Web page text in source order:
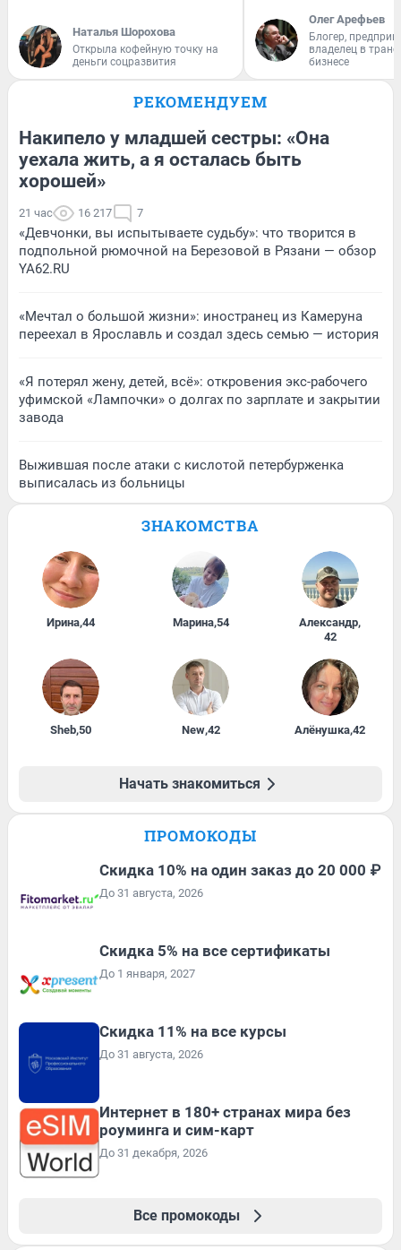
Наталья Шорохова
Открыла кофейную точку на
деньги соцразвития
Олег Арефьев
Блогер,
владелец в
бизнесе
РЕКОМЕНДУЕМ
Накипело у младшей сестры: «Она
уехала жить, а я осталась быть
хорошей»
21 час 16 217 7
«Девчонки, вы испытываете судьбу»: что творится в
подпольной рюмочной на Березовой в Рязани — обзор
YA62.RU
«Мечтал о большой жизни»: иностранец из Камеруна
переехал в Ярославль и создал здесь семью — история
«Я потерял жену, детей, всё»: откровения экс-рабочего
уфимской «Лампочки» о долгах по зарплате и закрытии
завода
Выжившая после атаки с кислотой петербурженка
выписалась из больницы
ЗНАКОМСТВА
Ирина,44 Марина,54 Александр,
42
Sheb,50 New,42 Алёнушка,42
Начать знакомиться
ПРОМОКОДЫ
Скидка 10% на один заказ до 20 000 ₽
До 31 августа, 2026
Скидка 5% на все сертификаты
До 1 января, 2027
Скидка 11% на все курсы
До 31 августа, 2026
Интернет в 180+ странах мира без
роуминга и сим-карт
До 31 декабря, 2026
Все промокоды